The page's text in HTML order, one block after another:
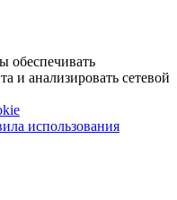
обеспечивать
и анализировать сетевой
использования